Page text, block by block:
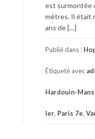
est surmontée
mètres. Il était
ans de […]
Publié dans :
Étiqueté avec
Hardouin-
Ier, Paris 7e,